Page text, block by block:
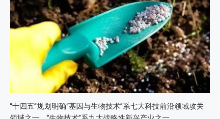
“十四五”规划明确“基因与生物技术”系七大科技前沿领域攻关